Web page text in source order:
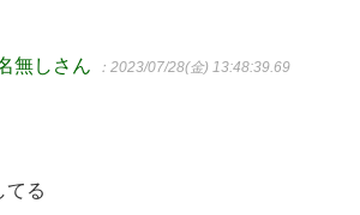
無しさん ：2023/07/28(金) 13:48:39.69
てる